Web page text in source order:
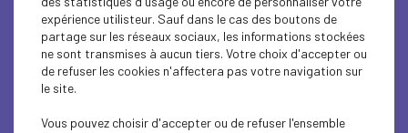
expérience utilisteur. Sauf dans le cas des boutons de
partage sur les réseaux sociaux, les informations stockées
ne sont transmises à aucun tiers. Votre choix d'accepter ou
de refuser les cookies n'affectera pas votre navigation sur
le site.
Vous pouvez choisir d'accepter ou de refuser l'ensemble